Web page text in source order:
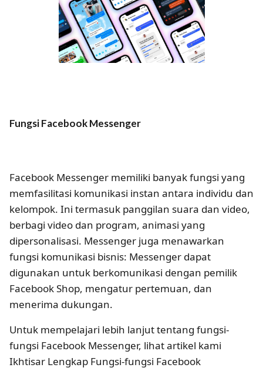
Fungsi Facebook Messenger
Facebook Messenger memiliki banyak fungsi yang
memfasilitasi komunikasi instan antara individu dan
kelompok. Ini termasuk panggilan suara dan video,
berbagi video dan program, animasi yang
dipersonalisasi. Messenger juga menawarkan
fungsi komunikasi bisnis: Messenger dapat
digunakan untuk berkomunikasi dengan pemilik
Facebook Shop, mengatur pertemuan, dan
menerima dukungan.
Untuk mempelajari lebih lanjut tentang fungsi-
fungsi Facebook Messenger, lihat artikel kami
Ikhtisar Lengkap Fungsi-fungsi Facebook